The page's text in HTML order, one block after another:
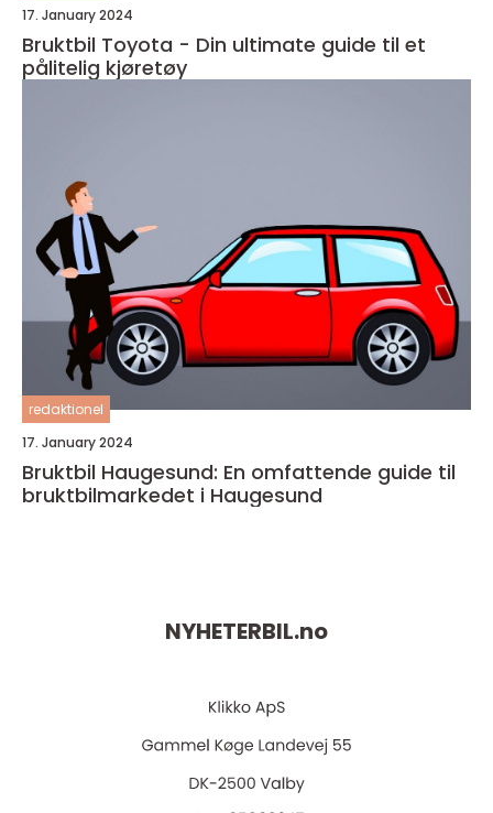
17. January 2024
Bruktbil Toyota - Din ultimate guide til et
pålitelig kjøretøy
redaktionel
17. January 2024
Bruktbil Haugesund: En omfattende guide til
bruktbilmarkedet i Haugesund
NYHETERBIL.no